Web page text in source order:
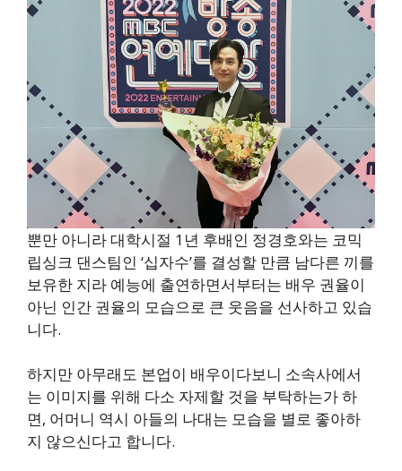
뿐만 아니라 대학시절 1년 후배인 정경호와는 코믹
립싱크 댄스팀인 ‘십자수’를 결성할 만큼 남다른 끼를
보유한 지라 예능에 출연하면서부터는 배우 권율이
아닌 인간 권율의 모습으로 큰 웃음을 선사하고 있습
니다.
하지만 아무래도 본업이 배우이다보니 소속사에서
는 이미지를 위해 다소 자제할 것을 부탁하는가 하
면, 어머니 역시 아들의 나대는 모습을 별로 좋아하
지 않으신다고 합니다.